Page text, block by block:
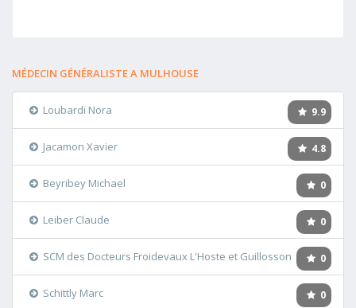
MÉDECIN GÉNÉRALISTE A MULHOUSE
9.9
Loubardi Nora
4.8
Jacamon Xavier
0
Beyribey Michael
0
Leiber Claude
0
SCM des Docteurs Froidevaux L'Hoste et Guillosson
0
Schittly Marc